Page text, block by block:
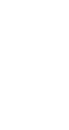
à 129.000 TND